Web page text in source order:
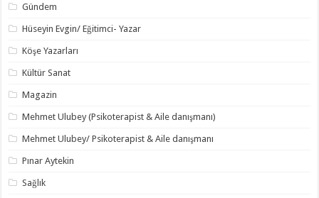
Gündem
Hüseyin Evgin/ Eğitimci- Yazar
Köşe Yazarları
Kültür Sanat
Magazin
Mehmet Ulubey (Psikoterapist & Aile danışmanı)
Mehmet Ulubey/ Psikoterapist & Aile danışmanı
Pınar Aytekin
Sağlık